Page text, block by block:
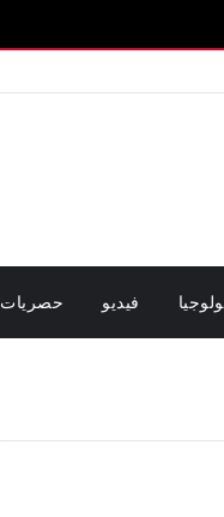
فيديو حصريات